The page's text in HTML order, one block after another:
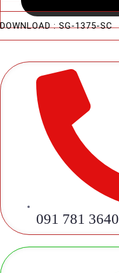
DOWNLOAD : SG-1375-SC
091 781 3640